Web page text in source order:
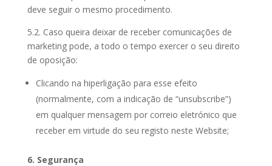
deve seguir o mesmo procedimento.
5.2. Caso queira deixar de receber comunicações de
marketing pode, a todo o tempo exercer o seu direito
de oposição:
Clicando na hiperligação para esse efeito
(normalmente, com a indicação de “unsubscribe”)
em qualquer mensagem por correio eletrónico que
receber em virtude do seu registo neste Website;
6. Segurança